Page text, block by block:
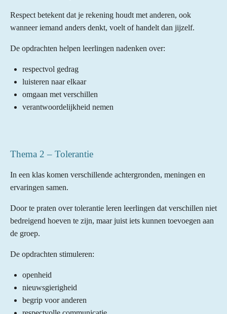
Respect betekent dat je rekening houdt met anderen, ook
wanneer iemand anders denkt, voelt of handelt dan jijzelf.
De opdrachten helpen leerlingen nadenken over:
respectvol gedrag
luisteren naar elkaar
omgaan met verschillen
verantwoordelijkheid nemen
Thema 2 – Tolerantie
In een klas komen verschillende achtergronden, meningen en
ervaringen samen.
Door te praten over tolerantie leren leerlingen dat verschillen niet
bedreigend hoeven te zijn, maar juist iets kunnen toevoegen aan
de groep.
De opdrachten stimuleren:
openheid
nieuwsgierigheid
begrip voor anderen